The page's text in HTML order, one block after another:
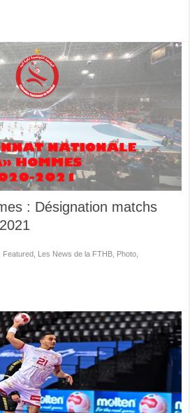
: Désignation matchs
Featured Les News de la FTHB Photo